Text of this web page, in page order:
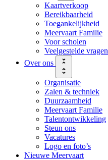
Kaartverkoop
Bereikbaarheid
Toegankelijkheid
Meervaart Familie
Voor scholen
Veelgestelde vragen
Over ons
Organisatie
Zalen & techniek
Duurzaamheid
Meervaart Familie
Talentontwikkeling
Steun ons
Vacatures
Logo en foto’s
Nieuwe Meervaart